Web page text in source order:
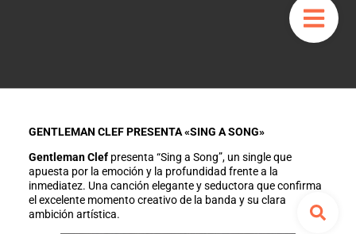
GENTLEMAN CLEF PRESENTA «SING A SONG»
Gentleman Clefpresenta “Sing a Song”, un single que
apuesta por la emoción y la profundidad frente a la
inmediatez. Una canción elegante y seductora que confirma
el excelente momento creativo de la banda y su clara
ambición artística.